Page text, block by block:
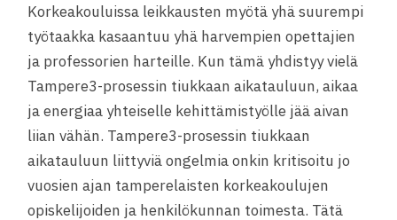
Korkeakouluissa leikkausten myötä yhä suurempi
työtaakka kasaantuu yhä harvempien opettajien
ja professorien harteille. Kun tämä yhdistyy vielä
Tampere3-prosessin tiukkaan aikatauluun, aikaa
ja energiaa yhteiselle kehittämistyölle jää aivan
liian vähän. Tampere3-prosessin tiukkaan
aikatauluun liittyviä ongelmia onkin kritisoitu jo
vuosien ajan tamperelaisten korkeakoulujen
opiskelijoiden ja henkilökunnan toimesta. Tätä